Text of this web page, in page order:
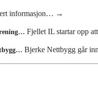
informasjon… →
Fjellet IL startar opp
Bjerke Nettbygg går